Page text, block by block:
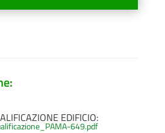
EDIFICIO:
649.pdf